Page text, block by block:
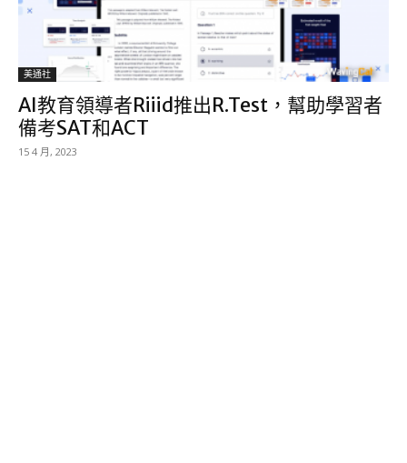
美通社
AI教育領導者Riiid推出R.Test，幫助學習者
備考SAT和ACT
15 4 月, 2023